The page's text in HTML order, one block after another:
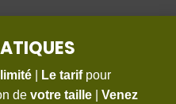
Le tarifpour
de votre taille
Venez